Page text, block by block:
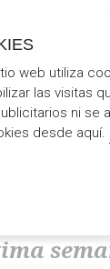
de
web utiliza
las visitas
ni se
desde aquí.